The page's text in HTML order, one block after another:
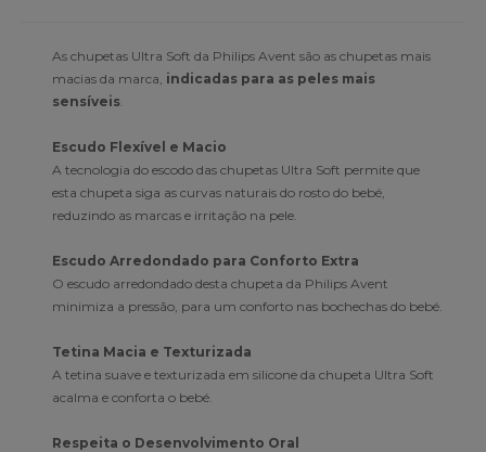
As chupetas Ultra Soft da Philips Avent são as chupetas mais
macias da marca, indicadas para as peles mais
sensíveis
Escudo Flexível e Macio
A tecnologia do escodo das chupetas Ultra Soft permite que
esta chupeta siga as curvas naturais do rosto do bebé,
reduzindo as marcas e irritação na pele.
Escudo Arredondado para Conforto Extra
O escudo arredondado desta chupeta da Philips Avent
minimiza a pressão, para um conforto nas bochechas do bebé.
Tetina Macia e Texturizada
A tetina suave e texturizada em silicone da chupeta Ultra Soft
acalma e conforta o bebé.
Respeita o Desenvolvimento Oral